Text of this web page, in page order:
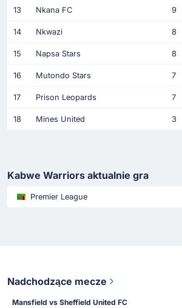
13 Nkana FC 9
14 Nkwazi 8
15 Napsa Stars 8
16 Mutondo Stars 7
17 Prison Leopards 7
18 Mines United 3
Kabwe Warriors aktualnie gra
Premier League
Nadchodzące mecze
Mansfield vs Sheffield United FC